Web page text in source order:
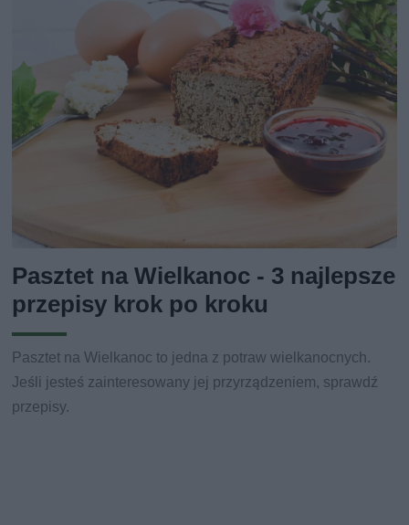
Pasztet na Wielkanoc - 3 najlepsze
przepisy krok po kroku
Pasztet na Wielkanoc to jedna z potraw wielkanocnych.
Jeśli jesteś zainteresowany jej przyrządzeniem, sprawdź
przepisy.